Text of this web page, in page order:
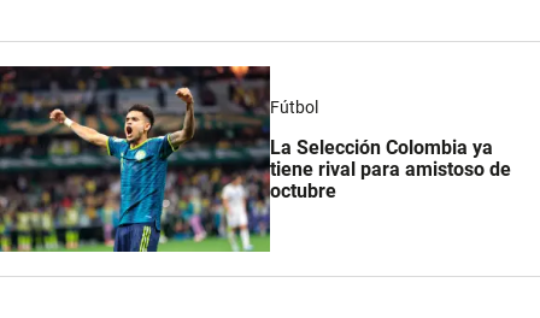
Fútbol
La Selección Colombia ya
tiene rival para amistoso de
octubre